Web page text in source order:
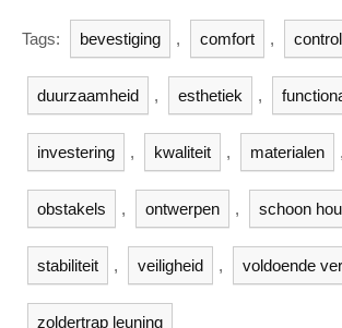
Tags: bevestiging , comfort ,
duurzaamheid , esthetiek ,
investering , kwaliteit , materialen ,
obstakels , ontwerpen , schoon
stabiliteit , veiligheid , voldoende
zoldertrap leuning